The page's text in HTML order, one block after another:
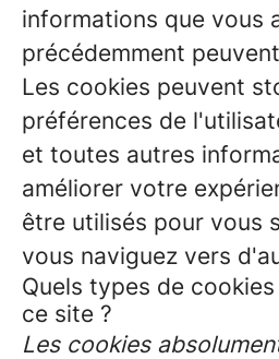
informations que vous
précédemment
Les cookies peuvent
préférences de
et toutes autres
améliorer votre
être utilisés pour vous
vous naviguez vers
Quels types de
ce site ?
Les cookies